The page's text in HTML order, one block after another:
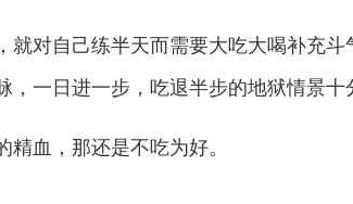
对自己练半天而需要大吃大喝补充斗
一日进一步，吃退半步的地狱情景十
血，那还是不吃为好。